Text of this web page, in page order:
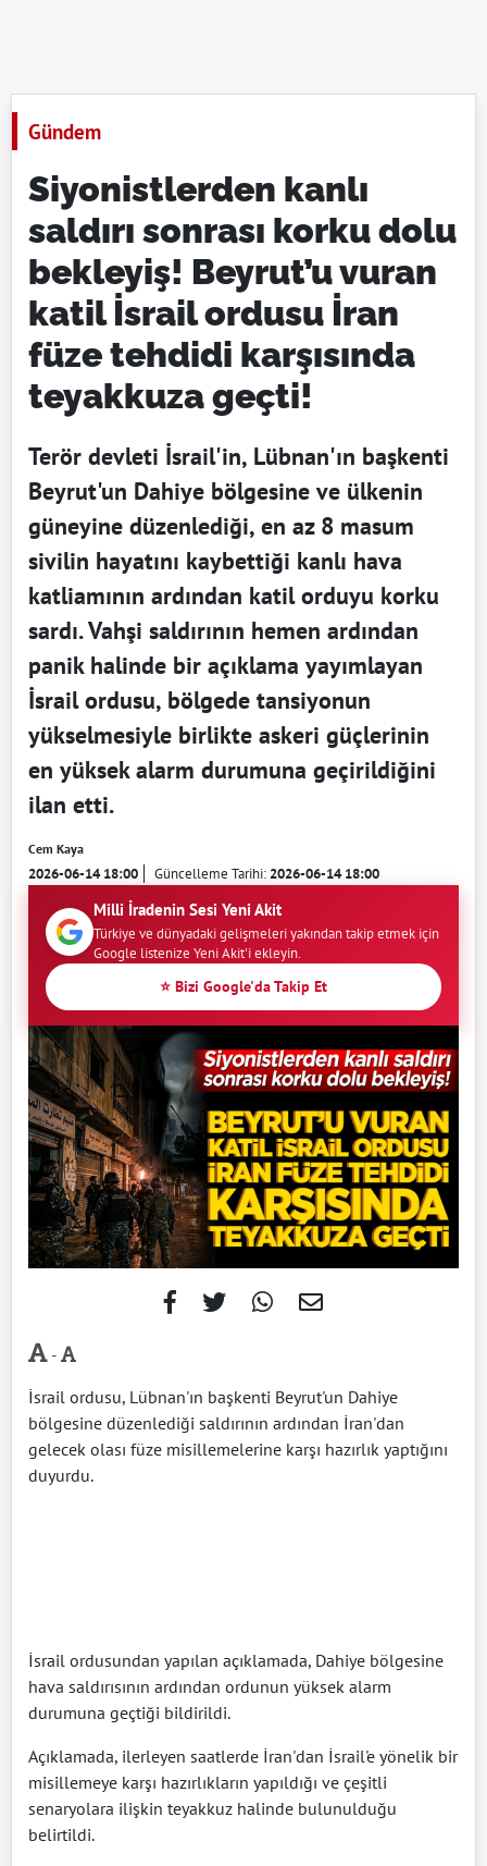
Gündem
Siyonistlerden kanlı
saldırı sonrası korku dolu
bekleyiş! Beyrut’u vuran
katil İsrail ordusu İran
füze tehdidi karşısında
teyakkuza geçti!
Terör devleti İsrail'in, Lübnan'ın başkenti
Beyrut'un Dahiye bölgesine ve ülkenin
güneyine düzenlediği, en az 8 masum
sivilin hayatını kaybettiği kanlı hava
katliamının ardından katil orduyu korku
sardı. Vahşi saldırının hemen ardından
panik halinde bir açıklama yayımlayan
İsrail ordusu, bölgede tansiyonun
yükselmesiyle birlikte askeri güçlerinin
en yüksek alarm durumuna geçirildiğini
ilan etti.
Cem Kaya
2026-06-14 18:00 Güncelleme Tarihi:2026-06-14 18:00
Milli İradenin Sesi Yeni Akit
Türkiye ve dünyadaki gelişmeleri yakından takip etmek için
Google listenize Yeni Akit'i ekleyin.
⭐ Bizi Google'da Takip Et
-
İsrail ordusu, Lübnan'ın başkenti Beyrut'un Dahiye
bölgesine düzenlediği saldırının ardından İran'dan
gelecek olası füze misillemelerine karşı hazırlık yaptığını
duyurdu.
İsrail ordusundan yapılan açıklamada, Dahiye bölgesine
hava saldırısının ardından ordunun yüksek alarm
durumuna geçtiği bildirildi.
Açıklamada, ilerleyen saatlerde İran'dan İsrail'e yönelik bir
misillemeye karşı hazırlıkların yapıldığı ve çeşitli
senaryolara ilişkin teyakkuz halinde bulunulduğu
belirtildi.